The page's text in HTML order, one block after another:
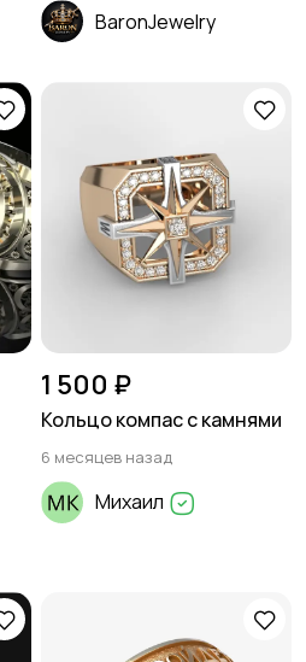
BaronJewelry
1 500 ₽
Кольцо компас с камнями
6 месяцев назад
Михаил